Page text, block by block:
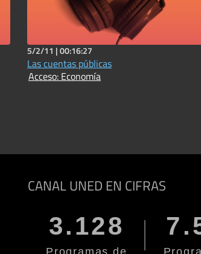
5/2/11 |00:16:27
Las cuentas públicas
Acceso: Economía
CANAL UNED EN CIFRAS
3.128